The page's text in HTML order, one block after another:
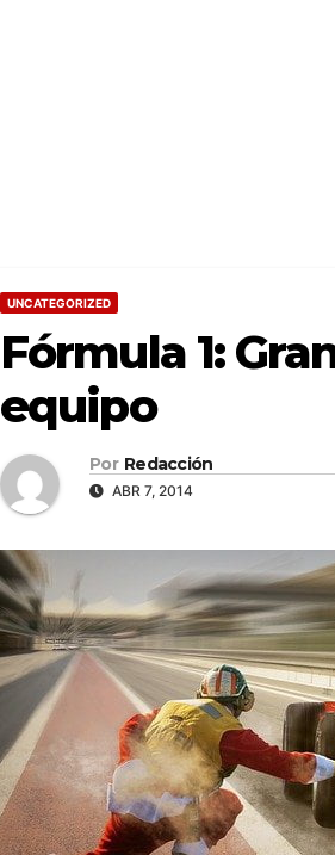
UNCATEGORIZED
Fórmula 1:
equipo
Por Redacción
ABR 7, 2014